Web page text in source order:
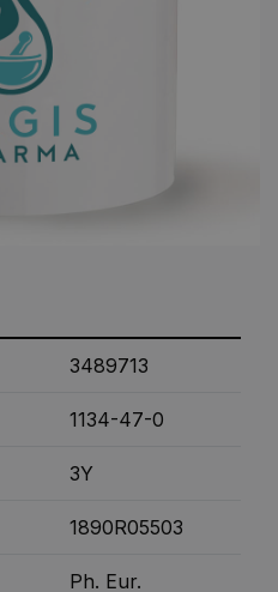
3489713
1134-47-0
3Y
1890R05503
Ph. Eur.